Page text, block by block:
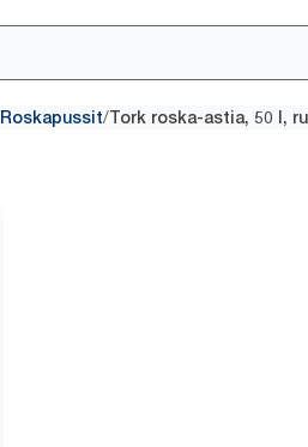
Roskapussit/Tork roska-astia, 50 l,